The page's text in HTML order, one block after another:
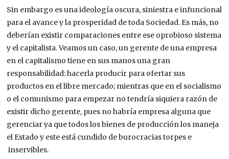
Sin embargo es una ideología oscura, siniestra e infuncional
para el avance y la prosperidad de toda Sociedad. Es más, no
deberían existir comparaciones entre ese oprobioso sistema
y el capitalista. Veamos un caso, un gerente de una empresa
en el capitalismo tiene en sus manos una gran
responsabilidad: hacerla producir para ofertar sus
productos en el libre mercado; mientras que en el socialismo
o el comunismo para empezar no tendría siquiera razón de
existir dicho gerente, pues no habría empresa alguna que
gerenciar ya que todos los bienes de producciónlos maneja
el Estado y este está cundido de burocracias torpes e
inservibles.